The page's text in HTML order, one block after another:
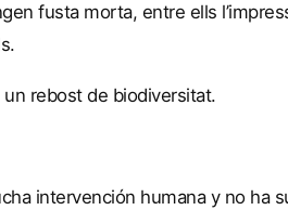
fusta morta, entre ells
rebost de biodiversitat.
intervención humana y no ha